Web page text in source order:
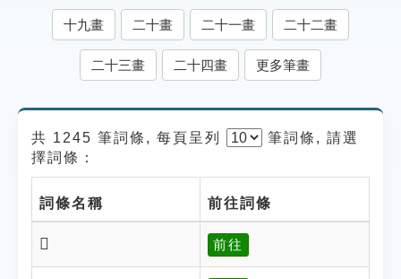
遊戲專區
貓頭鷹博士
十九畫 二十畫 二十一畫 二十二畫
二十三畫 二十四畫 更多筆畫
共 1245 筆詞條, 每頁呈列 筆詞條, 請選
擇詞條：
詞條名稱 前往詞條
𢶁 前往